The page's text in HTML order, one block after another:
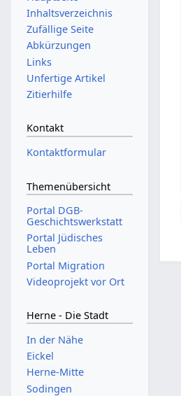
Inhaltsverzeichnis
Zufällige Seite
Abkürzungen
Links
Unfertige Artikel
Zitierhilfe
Kontakt
Kontaktformular
Themenübersicht
Portal DGB-
Geschichtswerkstatt
Portal Jüdisches
Leben
Portal Migration
Videoprojekt vor Ort
Herne - Die Stadt
In der Nähe
Eickel
Herne-Mitte
Sodingen